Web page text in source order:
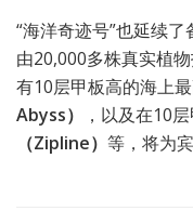
“海洋奇迹号”也延续
由20,000多株真实植
有10层甲板高的海上
Abyss）
，以及在10
（Zipline） 等，将为